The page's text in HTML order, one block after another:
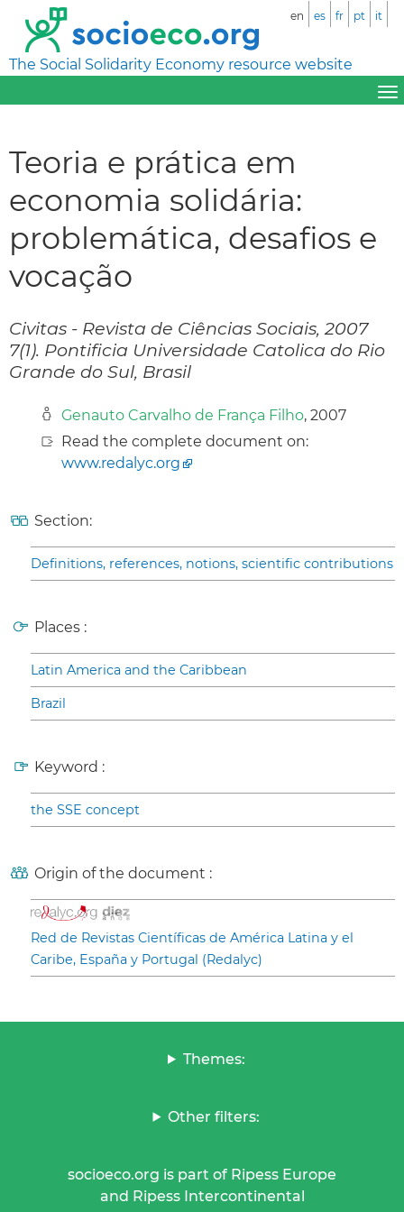
The Social Solidarity Economy resource website
en es fr pt it
Teoria e prática em
economia solidária:
problemática, desafios e
vocação
Civitas - Revista de Ciências Sociais, 2007
7(1). Pontificia Universidade Catolica do Rio
Grande do Sul, Brasil
Genauto Carvalho de França Filho, 2007
Read the complete document on:
www.redalyc.org
Section:
Definitions, references, notions, scientific contributions
Places :
Latin America and the Caribbean
Brazil
Keyword :
the SSE concept
Origin of the document :
Red de Revistas Científicas de América Latina y el
Caribe, España y Portugal (Redalyc)
Themes:
Other filters:
socioeco.org is part of Ripess Europe
and Ripess Intercontinental